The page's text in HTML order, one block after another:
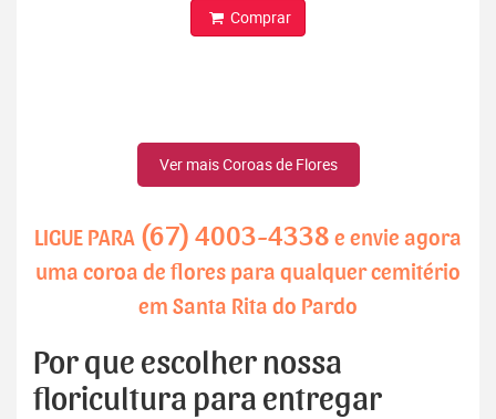
Comprar
Ver mais Coroas de Flores
LIGUE PARA (67) 4003-4338 e envie agora
uma coroa de flores para qualquer cemitério
em Santa Rita do Pardo
Por que escolher nossa
floricultura para entregar